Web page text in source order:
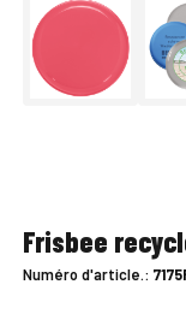
Frisbee
Numéro d'article.: